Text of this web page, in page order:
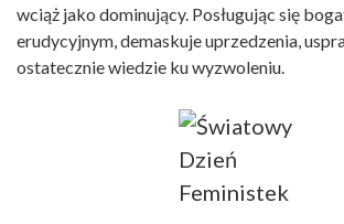
wciąż jako dominujący. Posługując się
erudycyjnym, demaskuje uprzedzenia,
ostatecznie wiedzie ku wyzwoleniu.